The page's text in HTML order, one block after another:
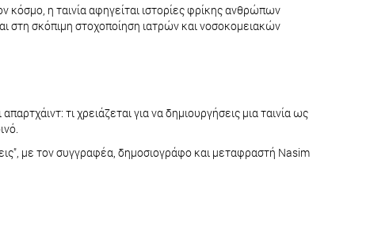
κόσμο, η ταινία αφηγείται ιστορίες φρίκης ανθρώπων
στη σκόπιμη στοχοποίηση ιατρών και νοσοκομειακών
τι χρειάζεται για να δημιουργήσεις μια ταινία ως
με τον συγγραφέα, δημοσιογράφο και μεταφραστή Nasim